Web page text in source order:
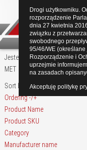
Jesteś tutaj:Start Produkty
MET
Sort by
Ordering -/+
Product Name
Product SKU
Category
Manufacturer name
Drogi użytkowniku.
rozporządzenie
dnia 27 kwietnia
związku z
swobodnego
95/46/WE (określane
Rozporządzenie i
uprzejmie
na zasadach
Akceptuję politykę